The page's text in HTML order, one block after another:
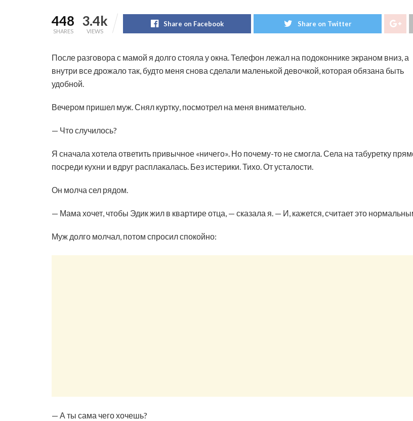
448
SHARES
3.4k
VIEWS
Share on Facebook Share on Twitter
После разговора с мамой я долго стояла у окна. Телефон лежал на подоконнике экраном вниз, а
внутри все дрожало так, будто меня снова сделали маленькой девочкой, которая обязана быть
удобной.
Вечером пришел муж. Снял куртку, посмотрел на меня внимательно.
— Что случилось?
Я сначала хотела ответить привычное «ничего». Но почему-то не смогла. Села на табуретку
посреди кухни и вдруг расплакалась. Без истерики. Тихо. От усталости.
Он молча сел рядом.
— Мама хочет, чтобы Эдик жил в квартире отца, — сказала я. — И, кажется, считает это
Муж долго молчал, потом спросил спокойно:
— А ты сама чего хочешь?